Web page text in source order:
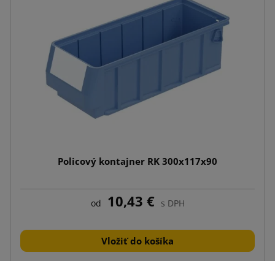
Policový kontajner RK 300x117x90
od 10,43 € s DPH
Vložiť do košíka